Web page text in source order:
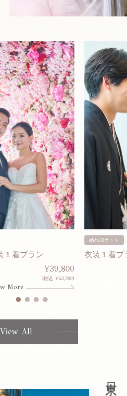
１着プラン
¥39,800
(税込 ¥43,780)
More
納品30カット
衣装１着プ
View All